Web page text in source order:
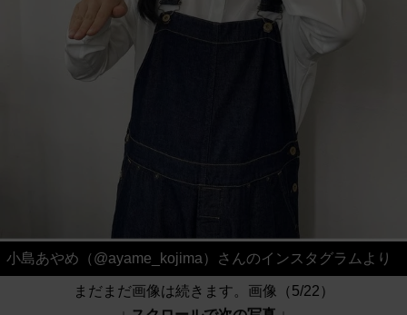
小島あやめ（@ayame_kojima）さんのインスタグラムより
まだまだ画像は続きます。画像（5/22）